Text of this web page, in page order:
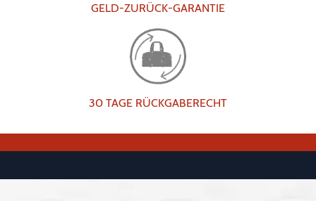
GELD-ZURÜCK-GARANTIE
30 TAGE RÜCKGABERECHT